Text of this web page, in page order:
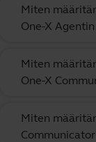
Miten
One-X Agentin
Miten
One-X
Miten